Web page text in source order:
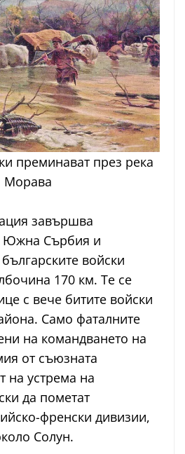
преминават през река
Морава
завършва
Южна Сърбия и
войски
170 км. Те се
с вече битите войски
Само фаталните
на командването на
от съюзната
на устрема на
да пометат
френски дивизии,
Солун.